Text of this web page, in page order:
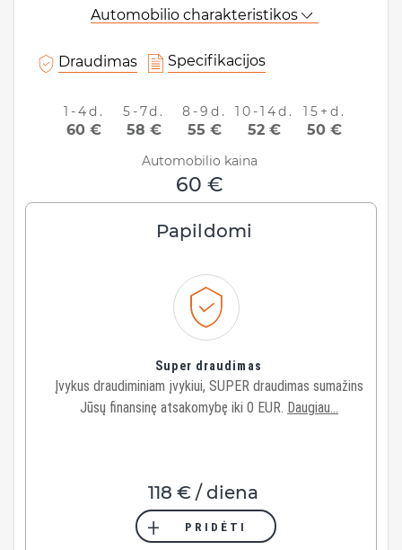
Data ir laikas:
Grąžinti automobilį ten pat
Automobilio charakteristikos
Draudimas Specifikacijos
1-4d.
60 €
5-7d.
58 €
8-9d.
55 €
10-14d.
52 €
15+d.
50 €
Automobilio kaina
60 €
Papildomi
Super draudimas
Įvykus draudiminiam įvykiui, SUPER draudimas sumažins
Jūsų finansinę atsakomybę iki 0 EUR. Daugiau...
118 € / diena
PRIDĖTI